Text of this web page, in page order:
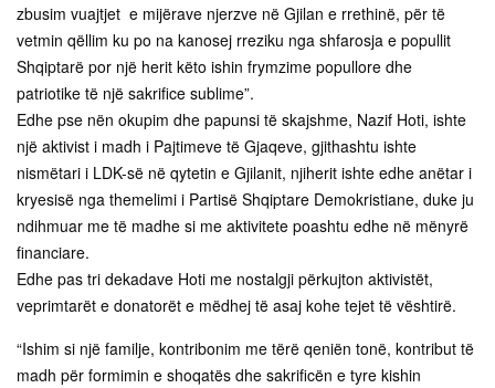
zbusim vuajtjet e mijërave njerzve në Gjilan e rrethinë, për të
vetmin qëllim ku po na kanosej rreziku nga shfarosja e popullit
Shqiptarë por një herit këto ishin frymzime popullore dhe
patriotike të një sakrifice sublime”.
Edhe pse nën okupim dhe papunsi të skajshme, Nazif Hoti, ishte
një aktivist i madh i Pajtimeve të Gjaqeve, gjithashtu ishte
nismëtari i LDK-së në qytetin e Gjilanit, njiherit ishte edhe anëtar i
kryesisë nga themelimi i Partisë Shqiptare Demokristiane, duke ju
ndihmuar me të madhe si me aktivitete poashtu edhe në mënyrë
financiare.
Edhe pas tri dekadave Hoti me nostalgji përkujton aktivistët,
veprimtarët e donatorët e mëdhej të asaj kohe tejet të vështirë.
“Ishim si një familje, kontribonim me tërë qeniën tonë, kontribut të
madh për formimin e shoqatës dhe sakrificën e tyre kishin